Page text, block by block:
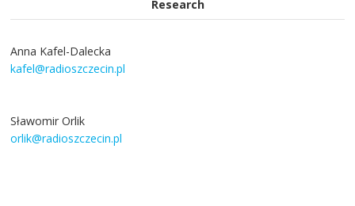
Research
Anna Kafel-Dalecka
kafel@radioszczecin.pl
Sławomir Orlik
orlik@radioszczecin.pl